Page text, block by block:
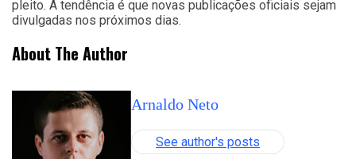
pleito. A tendência é que novas publicações oficiais sejam
divulgadas nos próximos dias.
About The Author
Arnaldo Neto
See author's posts